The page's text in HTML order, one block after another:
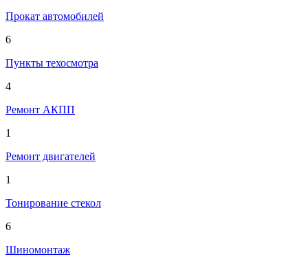
Прокат автомобилей
6
Пункты техосмотра
4
Ремонт АКПП
1
Ремонт двигателей
1
Тонирование стекол
6
Шиномонтаж